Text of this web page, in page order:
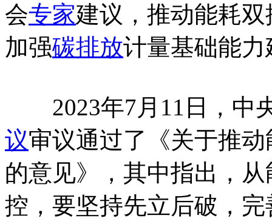
会专家建议，推动能耗双
加强碳排放计量基础能力
2023年7月11日，中
议审议通过了《关于推
的意见》，其中指出，
控，要坚持先立后破，